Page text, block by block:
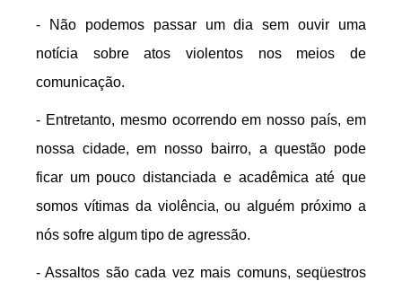
- Não podemos passar um dia sem ouvir uma
notícia sobre atos violentos nos meios de
comunicação.
- Entretanto, mesmo ocorrendo em nosso país, em
nossa cidade, em nosso bairro, a questão pode
ficar um pouco distanciada e acadêmica até que
somos vítimas da violência, ou alguém próximo a
nós sofre algum tipo de agressão.
- Assaltos são cada vez mais comuns, seqüestros